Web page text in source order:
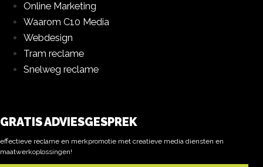
Online Marketing
Waarom C10 Media
Webdesign
Tram reclame
Snelweg reclame
GRATIS ADVIESGESPREK
effectieve reclame en merkpromotie met creatieve media diensten en
maatwerkoplossingen!